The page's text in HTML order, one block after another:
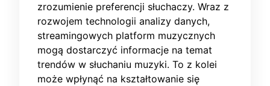
zrozumienie preferencji słuchaczy. Wraz z
rozwojem technologii analizy danych,
streamingowych platform muzycznych
mogą dostarczyć informacje na temat
trendów w słuchaniu muzyki. To z kolei
może wpłynąć na kształtowanie się